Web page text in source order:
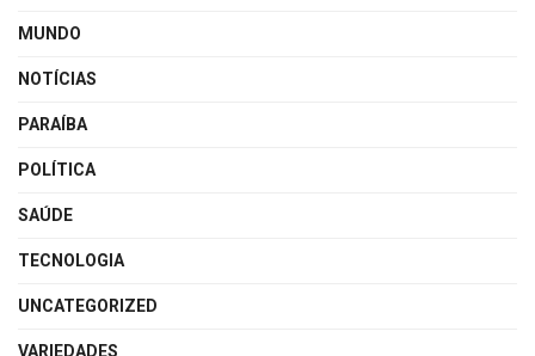
MUNDO
NOTÍCIAS
PARAÍBA
POLÍTICA
SAÚDE
TECNOLOGIA
UNCATEGORIZED
VARIEDADES